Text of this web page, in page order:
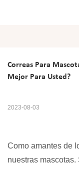
Correas Para
Mejor Para Usted?
2023-08-03
Como amantes de
nuestras